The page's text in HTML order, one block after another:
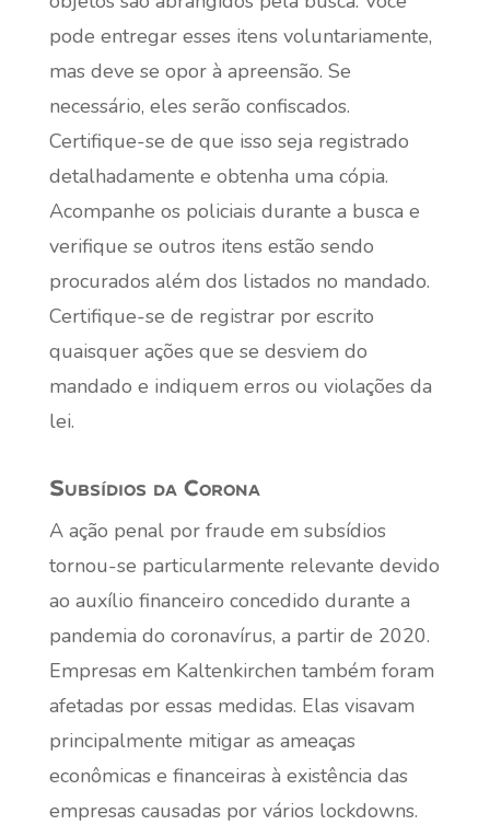
pode entregar esses itens voluntariamente,
mas deve se opor à apreensão. Se
necessário, eles serão confiscados.
Certifique-se de que isso seja registrado
detalhadamente e obtenha uma cópia.
Acompanhe os policiais durante a busca e
verifique se outros itens estão sendo
procurados além dos listados no mandado.
Certifique-se de registrar por escrito
quaisquer ações que se desviem do
mandado e indiquem erros ou violações da
lei.
Subsídios da Corona
A ação penal por fraude em subsídios
tornou-se particularmente relevante devido
ao auxílio financeiro concedido durante a
pandemia do coronavírus, a partir de 2020.
Empresas em Kaltenkirchen também foram
afetadas por essas medidas. Elas visavam
principalmente mitigar as ameaças
econômicas e financeiras à existência das
empresas causadas por vários lockdowns.